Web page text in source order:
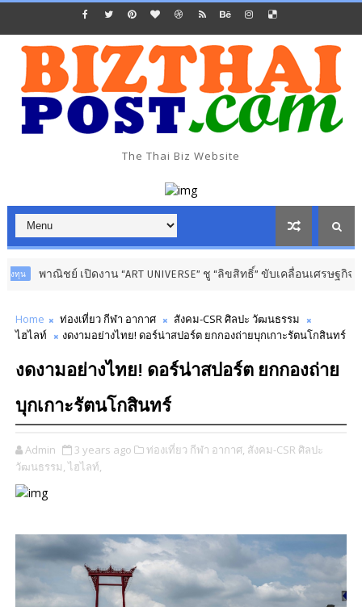
The Thai Biz Website
ย์ เปิดงาน “ART UNIVERSE” ชู “ลิขสิทธิ์” ขับเคลื่อนเศรษฐกิจสร้างสรรค์
Home ท่องเที่ยว กีฬา อากาศ
สังคม-CSR ศิลปะ วัฒนธรรม
ไฮไลท์
งดงามอย่างไทย! ดอร์น่าสปอร์ต ยกกองถ่ายบุกเกาะรัตนโกสินทร์
งดงามอย่างไทย! ดอร์น่าสปอร์ต ยกกองถ่าย
บุกเกาะรัตนโกสินทร์
Admin 3 years ago ท่องเที่ยว กีฬา อากาศ, สังคม-CSR ศิลปะ
วัฒนธรรม, ไฮไลท์,